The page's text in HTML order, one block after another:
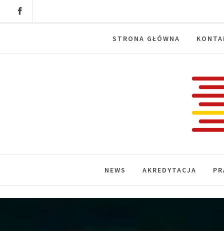
STRONA GŁÓWNA
NEWS AKREDYTACJA